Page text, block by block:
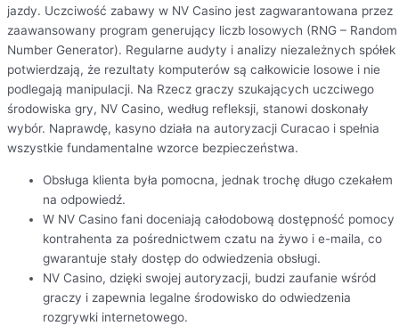
jazdy. Uczciwość zabawy w NV Casino jest zagwarantowana przez
zaawansowany program generujący liczb losowych (RNG – Random
Number Generator). Regularne audyty i analizy niezależnych spółek
potwierdzają, że rezultaty komputerów są całkowicie losowe i nie
podlegają manipulacji. Na Rzecz graczy szukających uczciwego
środowiska gry, NV Casino, według refleksji, stanowi doskonały
wybór. Naprawdę, kasyno działa na autoryzacji Curacao i spełnia
wszystkie fundamentalne wzorce bezpieczeństwa.
Obsługa klienta była pomocna, jednak trochę długo czekałem
na odpowiedź.
W NV Casino fani doceniają całodobową dostępność pomocy
kontrahenta za pośrednictwem czatu na żywo i e-maila, co
gwarantuje stały dostęp do odwiedzenia obsługi.
NV Casino, dzięki swojej autoryzacji, budzi zaufanie wśród
graczy i zapewnia legalne środowisko do odwiedzenia
rozgrywki internetowego.